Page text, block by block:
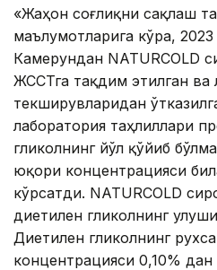
«Жаҳон соғлиқни сақлаш
маълумотларига кўра,
Камерундан NATURCOLD
ЖССТга тақдим этилган ва
текширувларидан
лаборатория таҳлиллари
гликолнинг йўл қўйиб
юқори концентрацияси
кўрсатди. NATURCOLD
диетилен гликолнинг
Диетилен гликолнинг
концентрацияси 0,10%